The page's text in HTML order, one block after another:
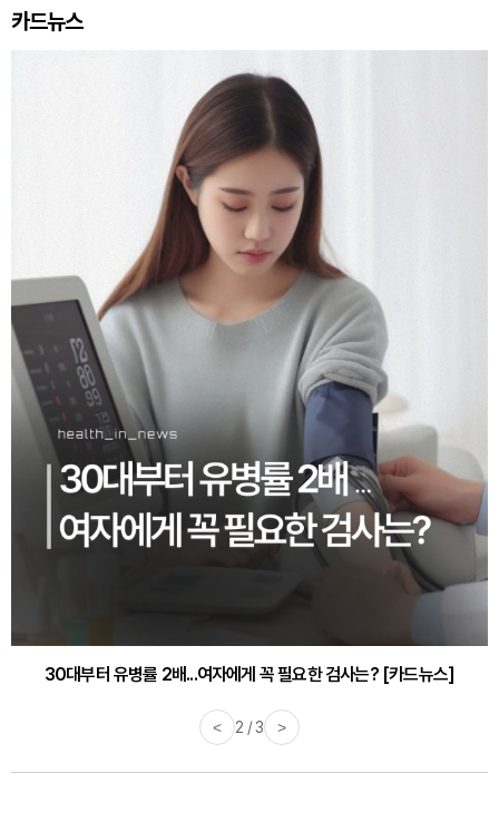
카드뉴스
30대부터 유병률 2배...여자에게 꼭 필요한 검사는? [카드뉴스]
< 2 / 3 >